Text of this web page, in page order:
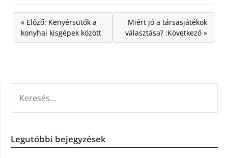
« Előző: Kenyérsütők a
konyhai kisgépek között
Miért jó a társasjátékok
választása? :Következő »
Legutóbbi bejegyzések